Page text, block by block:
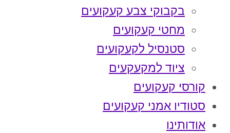
בקבוקי צבע קעקועים
מחטי קעקועים
סטנסיל לקעקועים
ציוד למקעקעים
קורסי קעקועים
סטודיו אמני קעקועים
אודותינו